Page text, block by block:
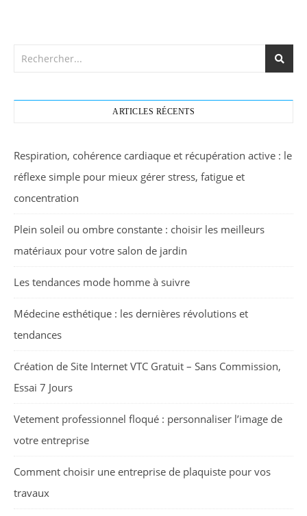
ARTICLES RÉCENTS
Respiration, cohérence cardiaque et récupération active : le
réflexe simple pour mieux gérer stress, fatigue et
concentration
Plein soleil ou ombre constante : choisir les meilleurs
matériaux pour votre salon de jardin
Les tendances mode homme à suivre
Médecine esthétique : les dernières révolutions et
tendances
Création de Site Internet VTC Gratuit – Sans Commission,
Essai 7 Jours
Vetement professionnel floqué : personnaliser l’image de
votre entreprise
Comment choisir une entreprise de plaquiste pour vos
travaux